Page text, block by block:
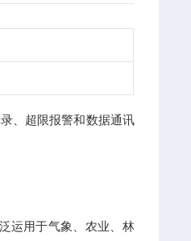
、超限报警和数据通讯
运用于气象、农业、林